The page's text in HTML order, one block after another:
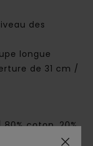
des
longue
de 31 cm /
coton, 20%